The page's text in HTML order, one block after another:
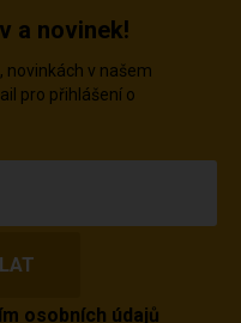
a novinek!
novinkách v našem
pro přihlášení o
osobních údajů